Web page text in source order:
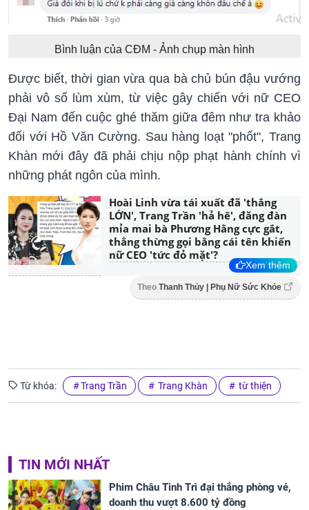
Bình luận của CĐM - Ảnh chụp màn hình
Được biết, thời gian vừa qua bà chủ bún đậu vướng
phải vô số lùm xùm, từ việc gây chiến với nữ CEO
Đại Nam đến cuộc ghé thăm giữa đêm như tra khảo
đối với Hồ Văn Cường. Sau hàng loạt "phốt", Trang
Khàn mới đây đã phải chịu nộp phạt hành chính vì
những phát ngôn của mình.
Hoài Linh vừa tái xuất đã 'thắng
LỚN', Trang Trần 'hả hê', đăng đàn
mỉa mai bà Phương Hằng cực gắt,
thẳng thừng gọi bằng cái tên khiến
nữ CEO 'tức đỏ mặt'?
Xem thêm
Theo Thanh Thủy | Phụ Nữ Sức Khỏe
Từ khóa: Trang Trần Trang Khàn từ thiện
TIN MỚI NHẤT
Phim Châu Tinh Trì đại thắng phòng vé,
doanh thu vượt 8.600 tỷ đồng